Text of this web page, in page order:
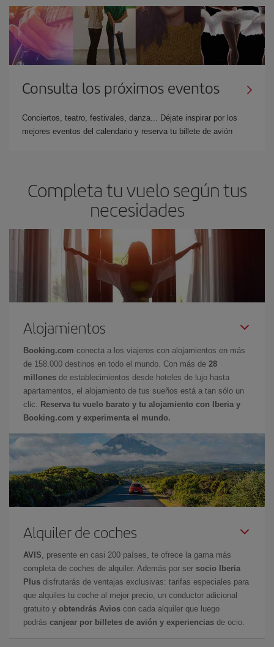
Consulta los próximos eventos
Conciertos, teatro, festivales, danza... Déjate inspirar por los
mejores eventos del calendario y reserva tu billete de avión
Completa tu vuelo según tus
necesidades
Alojamientos
Booking.com conecta a los viajeros con alojamientos en más
de 158.000 destinos en todo el mundo. Con más de 28
millones de establecimientos desde hoteles de lujo hasta
apartamentos, el alojamiento de tus sueños está a tan sólo un
clic.
Reserva tu vuelo barato y tu alojamiento con Iberia y
Booking.com y experimenta el mundo.
Alquiler de coches
AVIS , presente en casi 200 países, te ofrece la gama más
completa de coches de alquiler. Además por ser socio Iberia
Plus disfrutarás de ventajas exclusivas: tarifas especiales para
que alquiles tu coche al mejor precio, un conductor adicional
gratuito y obtendrás Avios con cada alquiler que luego
podrás canjear por billetes de avión y experiencias de ocio.